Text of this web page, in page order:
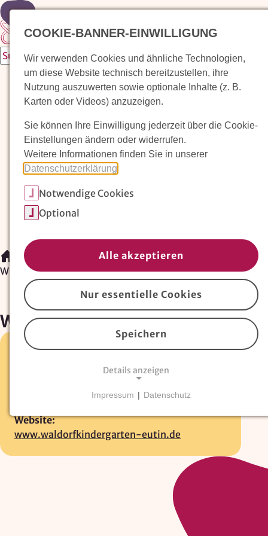
Zur Startseite
Waldorfkindergarten finden
Pädagogischer Ansatz
Arbeit im Waldorfkindergarten
Unser Verein
Magazin: Erziehungskunst frühe Kindheit
Waldorfkindergarten finden/
Waldorfkindergarten Eutin
Waldorfkindergarten Eutin
Sonnenredder 3 •23701 Eutin
info@waldorfkindergarten-eutin.de
Website:
www.waldorfkindergarten-eutin.de
COOKIE-BANNER-EINWILLIGUNG
Wir verwenden Cookies und ähnliche Technologien,
um diese Website technisch bereitzustellen, ihre
Nutzung auszuwerten sowie optionale Inhalte (z. B.
Karten oder Videos) anzuzeigen.
Sie können Ihre Einwilligung jederzeit über die Cookie-
Einstellungen ändern oder widerrufen.
Weitere Informationen finden Sie in unserer
Datenschutzerklärung
Notwendige Cookies
Optional
Alle akzeptieren
Nur essentielle Cookies
Speichern
Details anzeigen
Essentielle Cookies
Website erforderlich und können nicht deaktiviert
TYPO3-Cookies, sowie Funktionen zur
Google Places
Google Places Autocomplete
Impressum | Datenschutz